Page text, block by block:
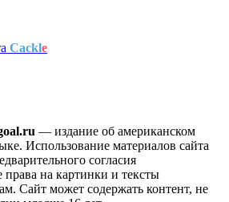
Cackle
— издание об американском
Использование материалов cайта
согласия
права на картинки и тексты
Сайт может содержать контент, не